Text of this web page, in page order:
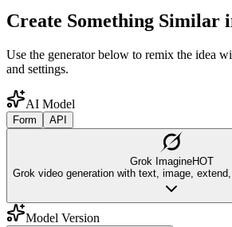
Create Something Similar
Use the generator below to remix the idea
and settings.
AI Model
Form API
Grok ImagineHOT
Grok video generation with text, image,
Model Version